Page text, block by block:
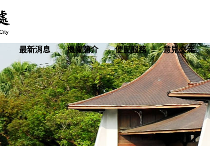
最新消息 機關簡介 便民服務 意見交流